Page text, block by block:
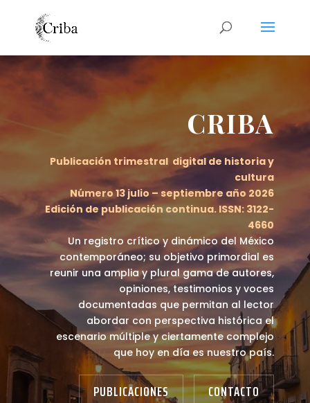
CRIBA
Publicación trimestral digital de historia y
cultura
Número 13 julio – septiembre año 2026
Edición de publicación continua. ISSN: 3122-
4660
Un registro crítico y dinámico del México
contemporáneo; su objetivo primordial es
reunir una amplia y plural gama de autores,
opiniones, testimonios y voces
documentadas que permitan al lector
abordar con perspectiva histórica el
escenario múltiple y ciertamente complejo
que hoy en día es nuestro país.
PUBLICACIONES CONTACTO